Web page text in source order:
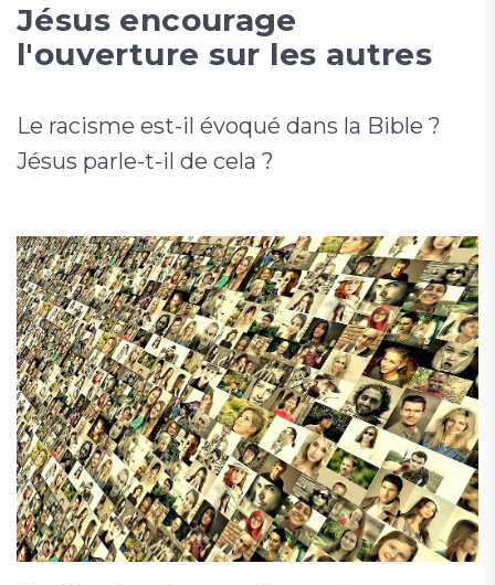
Jésus encourage
l'ouverture sur les autres
Le racisme est-il évoqué dans la Bible ?
Jésus parle-t-il de cela ?